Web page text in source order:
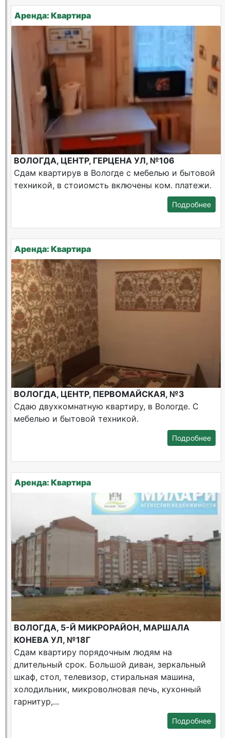
Аренда: Квартира
ВОЛОГДА, ЦЕНТР, ГЕРЦЕНА УЛ, №106
Сдам квартирув в Вологде с мебелью и бытовой
техникой, в стоиомсть включены ком. платежи.
Подробнее
Аренда: Квартира
ВОЛОГДА, ЦЕНТР, ПЕРВОМАЙСКАЯ, №3
Сдаю двухкомнатную квартиру, в Вологде. С
мебелью и бытовой техникой.
Подробнее
Аренда: Квартира
ВОЛОГДА, 5-Й МИКРОРАЙОН, МАРШАЛА
КОНЕВА УЛ, №18Г
Сдам квартиру порядочным людям на
длительный срок. Большой диван, зеркальный
шкаф, стол, телевизор, стиральная машина,
холодильник, микроволновая печь, кухонный
гарнитур,...
Подробнее